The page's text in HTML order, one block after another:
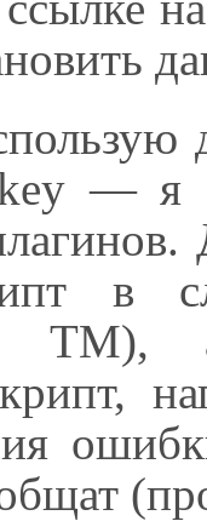
— я
в
TM),